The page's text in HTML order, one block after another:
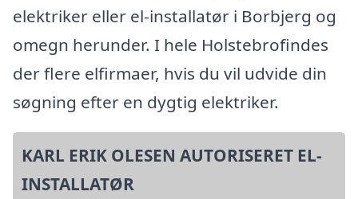
elektriker eller el-installatør i Borbjerg og
omegn herunder. I hele Holstebrofindes
der flere elfirmaer, hvis du vil udvide din
søgning efter en dygtig elektriker.
KARL ERIK OLESEN AUTORISERET EL-
INSTALLATØR